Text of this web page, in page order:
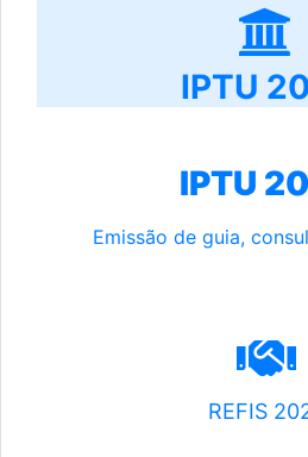
IPTU
IPTU
Emissão de guia,
REFIS